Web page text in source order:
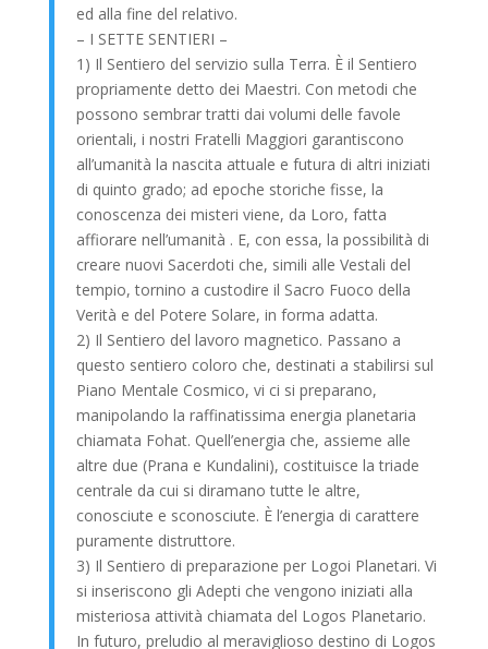
ed alla fine del relativo.
– I SETTE SENTIERI –
1) Il Sentiero del servizio sulla Terra. È il Sentiero
propriamente detto dei Maestri. Con metodi che
possono sembrar tratti dai volumi delle favole
orientali, i nostri Fratelli Maggiori garantiscono
all’umanità la nascita attuale e futura di altri iniziati
di quinto grado; ad epoche storiche fisse, la
conoscenza dei misteri viene, da Loro, fatta
affiorare nell’umanità . E, con essa, la possibilità di
creare nuovi Sacerdoti che, simili alle Vestali del
tempio, tornino a custodire il Sacro Fuoco della
Verità e del Potere Solare, in forma adatta.
2) Il Sentiero del lavoro magnetico. Passano a
questo sentiero coloro che, destinati a stabilirsi sul
Piano Mentale Cosmico, vi ci si preparano,
manipolando la raffinatissima energia planetaria
chiamata Fohat. Quell’energia che, assieme alle
altre due (Prana e Kundalini), costituisce la triade
centrale da cui si diramano tutte le altre,
conosciute e sconosciute. È l’energia di carattere
puramente distruttore.
3) Il Sentiero di preparazione per Logoi Planetari. Vi
si inseriscono gli Adepti che vengono iniziati alla
misteriosa attività chiamata del Logos Planetario.
In futuro, preludio al meraviglioso destino di Logos